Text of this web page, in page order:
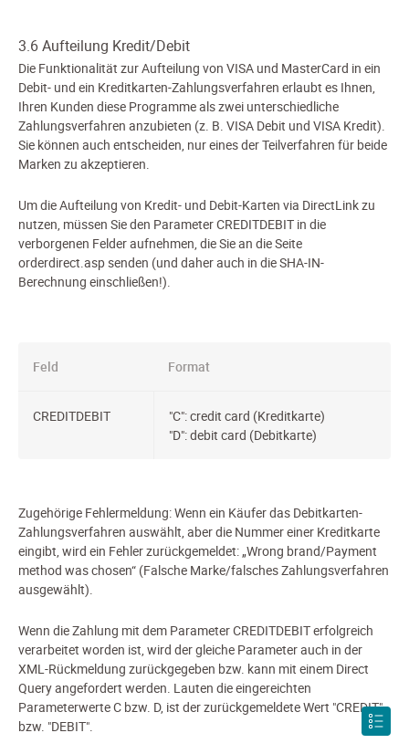
3.6 Aufteilung Kredit/Debit
Die Funktionalität zur Aufteilung von VISA und MasterCard in ein
Debit- und ein Kreditkarten-Zahlungsverfahren erlaubt es Ihnen,
Ihren Kunden diese Programme als zwei unterschiedliche
Zahlungsverfahren anzubieten (z. B. VISA Debit und VISA Kredit).
Sie können auch entscheiden, nur eines der Teilverfahren für beide
Marken zu akzeptieren.
Um die Aufteilung von Kredit- und Debit-Karten via DirectLink zu
nutzen, müssen Sie den Parameter CREDITDEBIT in die
verborgenen Felder aufnehmen, die Sie an die Seite
orderdirect.asp senden (und daher auch in die SHA-IN-
Berechnung einschließen!).
Feld Format
CREDITDEBIT
"C": credit card (Kreditkarte)
"D": debit card (Debitkarte)
Zugehörige Fehlermeldung: Wenn ein Käufer das Debitkarten-
Zahlungsverfahren auswählt, aber die Nummer einer Kreditkarte
eingibt, wird ein Fehler zurückgemeldet: „Wrong brand/Payment
method was chosen“ (Falsche Marke/falsches Zahlungsverfahren
ausgewählt).
Wenn die Zahlung mit dem Parameter CREDITDEBIT erfolgreich
verarbeitet worden ist, wird der gleiche Parameter auch in der
XML-Rückmeldung zurückgegeben bzw. kann mit einem Direct
Query angefordert werden. Lauten die eingereichten
Parameterwerte C bzw. D, ist der zurückgemeldete Wert "CREDIT"
bzw. "DEBIT".